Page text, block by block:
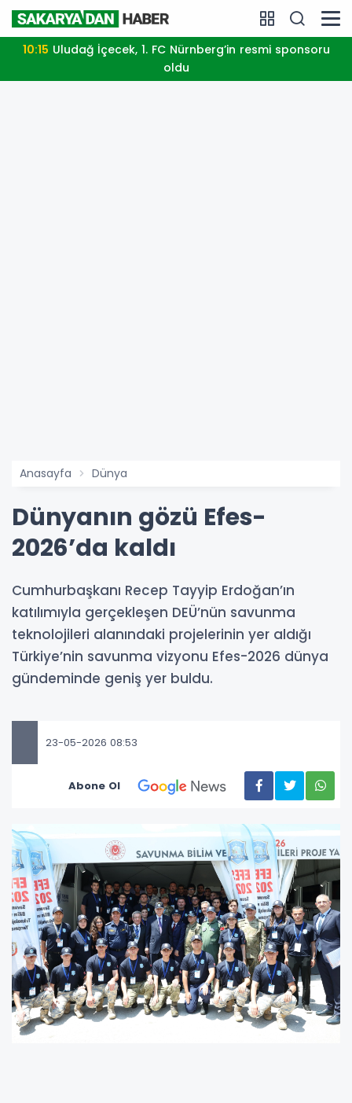
10:15
oldu
Anasayfa Dünya
Dünyanın gözü Efes-
2026’da kaldı
Cumhurbaşkanı Recep Tayyip Erdoğan’ın
katılımıyla gerçekleşen DEÜ’nün savunma
teknolojileri alanındaki projelerinin yer aldığı
Türkiye’nin savunma vizyonu Efes-2026 dünya
gündeminde geniş yer buldu.
23-05-2026 08:53
Abone Ol